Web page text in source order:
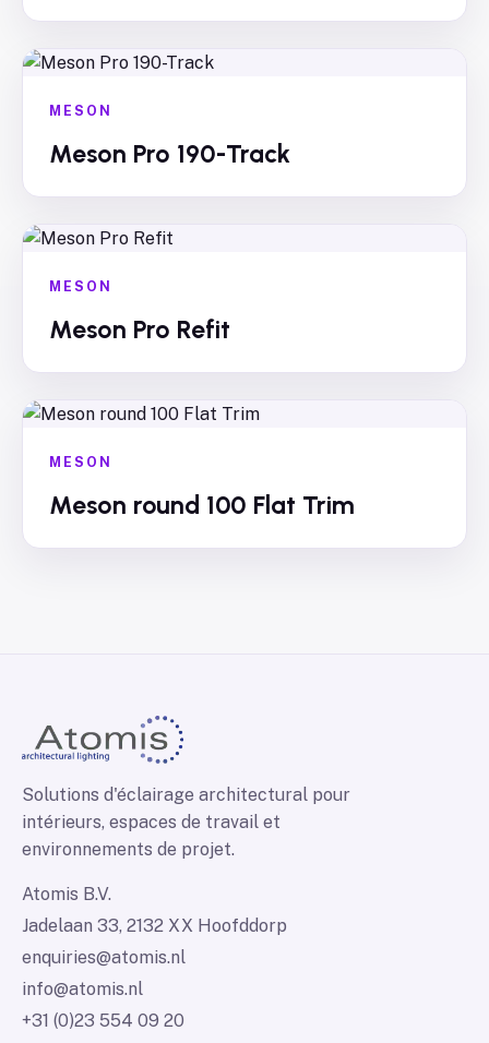
MESON
Meson Pro 190-Track
MESON
Meson Pro Refit
MESON
Meson round 100 Flat Trim
Solutions d'éclairage architectural pour
intérieurs, espaces de travail et
environnements de projet.
Atomis B.V.
Jadelaan 33, 2132 XX Hoofddorp
enquiries@atomis.nl
info@atomis.nl
+31 (0)23 554 09 20